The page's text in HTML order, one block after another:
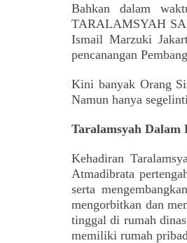
Bahkan dalam
TARALAMSYAH
Ismail Marzuki
pencanangan
Kini banyak Orang
Namun hanya
Taralamsyah Dalam
Kehadiran
Atmadibrata
serta
mengorbitkan dan
tinggal di rumah
memiliki rumah